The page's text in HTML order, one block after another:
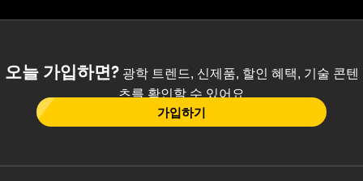
오늘 가입하면?광학 트렌드, 신제품, 할인 혜택, 기술 콘텐
츠를 확인할 수 있어요
가입하기